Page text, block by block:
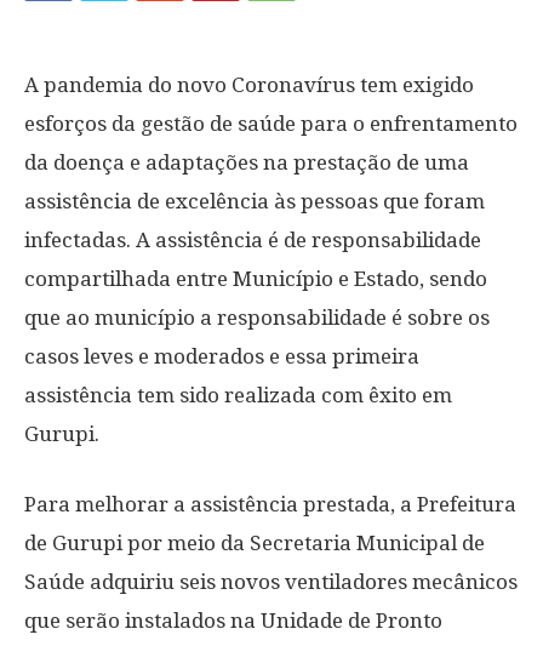
A pandemia do novo Coronavírus tem exigido
esforços da gestão de saúde para o enfrentamento
da doença e adaptações na prestação de uma
assistência de excelência às pessoas que foram
infectadas. A assistência é de responsabilidade
compartilhada entre Município e Estado, sendo
que ao município a responsabilidade é sobre os
casos leves e moderados e essa primeira
assistência tem sido realizada com êxito em
Gurupi.
Para melhorar a assistência prestada, a Prefeitura
de Gurupi por meio da Secretaria Municipal de
Saúde adquiriu seis novos ventiladores mecânicos
que serão instalados na Unidade de Pronto